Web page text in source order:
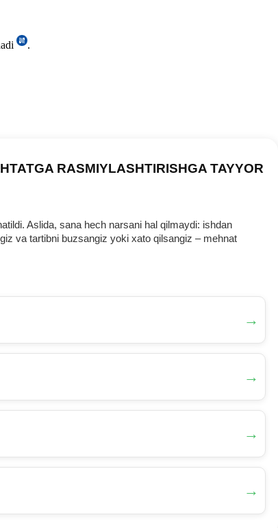
.
RASMIYLASHTIRISHGA TAYYOR
Aslida, sana hech narsani hal qilmaydi: ishdan
va tartibni buzsangiz yoki хato qilsangiz – mehnat
→
→
→
→